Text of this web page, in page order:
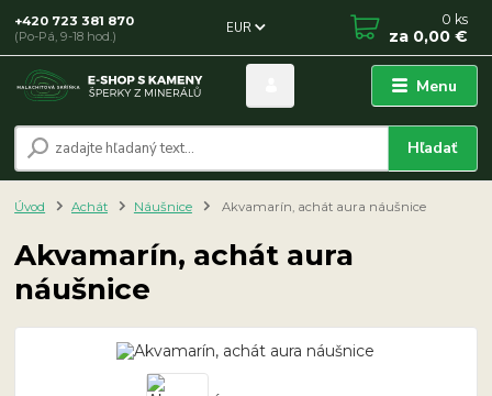
Menu
EUR
Hľadať
+420 723 381 870
(Po-Pá, 9-18 hod.)
0 ks
za 0,00 €
Úvod Achát Náušnice Akvamarín, achát aura náušnice
Akvamarín, achát aura
náušnice